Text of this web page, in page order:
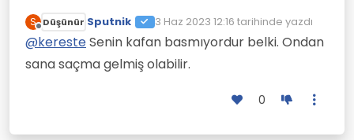
S
Çevrimdışı
Düşünür Sputnik 3 Haz 2023 12:16 tarihinde yazdı
Son düzenleyen:
@keresteSenin kafan basmıyordur belki. Ondan
sana saçma gelmiş olabilir.
0